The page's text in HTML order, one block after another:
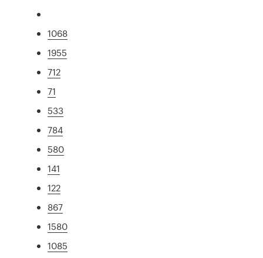
1068
1955
712
71
533
784
580
141
122
867
1580
1085